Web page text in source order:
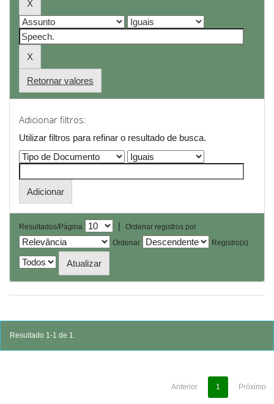
Retornar valores
Adicionar filtros:
Utilizar filtros para refinar o resultado de busca.
Resultados/Página |
Ordenar registros por
Ordenar
Registro(s)
Resultado 1-1 de 1.
Anterior 1 Próximo